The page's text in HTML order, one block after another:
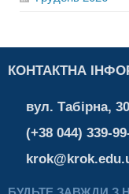
КОНТАКТНА
вул. Табірна,
(+38 044) 339-